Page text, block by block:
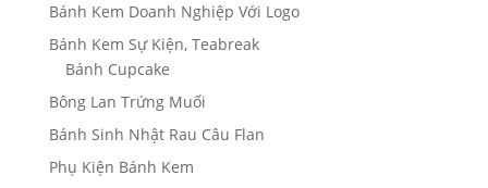
Bánh Kem Doanh Nghiệp Với Logo
Bánh Kem Sự Kiện, Teabreak
Bánh Cupcake
Bông Lan Trứng Muối
Bánh Sinh Nhật Rau Câu Flan
Phụ Kiện Bánh Kem